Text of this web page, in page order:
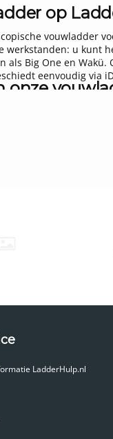
op
vouwladder
werkstanden: u kunt
als Big One en
eenvoudig via
onze
gebruik: vanaf
één poot uit te
door het
van LadderHulp.nl
opbergstand: 1,00
LadderHulp.nl